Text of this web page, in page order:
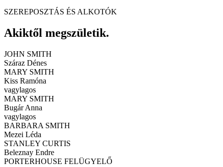
SZEREPOSZTÁS ÉS ALKOTÓK
Akiktől megszületik.
JOHN SMITH
Száraz Dénes
MARY SMITH
Kiss Ramóna
vagylagos
MARY SMITH
Bugár Anna
vagylagos
BARBARA SMITH
Mezei Léda
STANLEY CURTIS
Beleznay Endre
PORTERHOUSE FELÜGYELŐ